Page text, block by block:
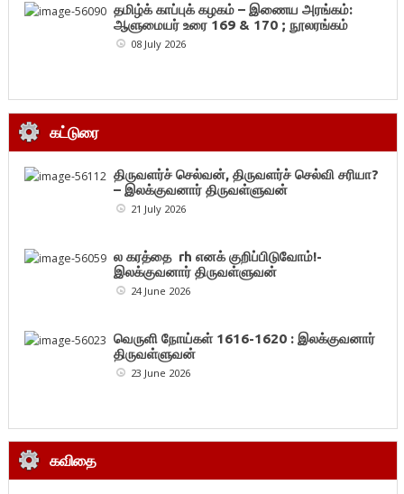
தமிழ்க் காப்புக் கழகம் – இணைய அரங்கம்:
ஆளுமையர் உரை 169 & 170 ; நூலரங்கம்
08 July 2026
கட்டுரை
திருவளர்ச் செல்வன், திருவளர்ச் செல்வி சரியா?
– இலக்குவனார் திருவள்ளுவன்
21 July 2026
ல கரத்தை rh எனக் குறிப்பிடுவோம்!-
இலக்குவனார் திருவள்ளுவன்
24 June 2026
வெருளி நோய்கள் 1616-1620 : இலக்குவனார்
திருவள்ளுவன்
23 June 2026
கவிதை